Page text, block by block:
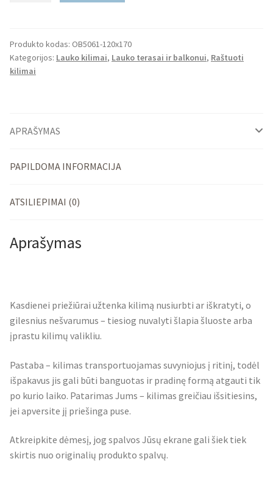
Kiran
Produkto kodas: OB5061-120x170
Kategorijos: Lauko kilimai, Lauko terasai ir balkonui, Raštuoti
kilimai
APRAŠYMAS
PAPILDOMA INFORMACIJA
ATSILIEPIMAI (0)
Aprašymas
Kasdienei priežiūrai užtenka kilimą nusiurbti ar iškratyti, o
gilesnius nešvarumus – tiesiog nuvalyti šlapia šluoste arba
įprastu kilimų valikliu.
Pastaba – kilimas transportuojamas suvyniojus į ritinį, todėl
išpakavus jis gali būti banguotas ir pradinę formą atgauti tik
po kurio laiko. Patarimas Jums – kilimas greičiau išsitiesins,
jei apversite jį priešinga puse.
Atkreipkite dėmesį, jog spalvos Jūsų ekrane gali šiek tiek
skirtis nuo originalių produkto spalvų.